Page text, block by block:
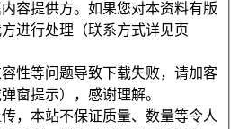
容提供方。如果您对本资料有版
进行处理（联系方式详见页
性等问题导致下载失败，请加客
窗提示），感谢理解。
，本站不保证质量、数量等令人